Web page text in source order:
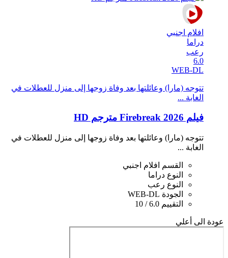
افلام اجنبي
دراما
رعب
6.0
WEB-DL
تتوجه (مارا) وعائلتها بعد وفاة زوجها إلى منزل للعطلات في
الغابة ...
فيلم Firebreak 2026 مترجم HD
تتوجه (مارا) وعائلتها بعد وفاة زوجها إلى منزل للعطلات في
الغابة ...
القسم
افلام اجنبي
النوع دراما
النوع رعب
الجودة WEB-DL
التقييم 6.0 / 10
عودة الى أعلي